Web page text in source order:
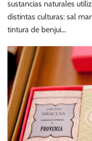
sustancias naturales
distintas culturas: sal
tintura de benjui…